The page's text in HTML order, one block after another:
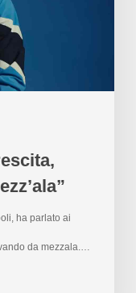
ha parlato ai
da mezzala.…